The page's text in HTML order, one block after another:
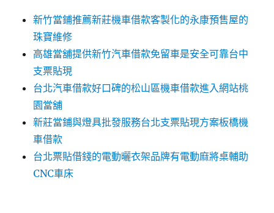
新竹當鋪推薦新莊機車借款客製化的永康預售屋的
珠寶維修
高雄當舖提供新竹汽車借款免留車是安全可靠台中
支票貼現
台北汽車借款好口碑的松山區機車借款進入網站桃
園當舖
新莊當鋪與燈具批發服務台北支票貼現方案板橋機
車借款
台北票貼借錢的電動曬衣架品牌有電動麻將桌輔助
CNC車床